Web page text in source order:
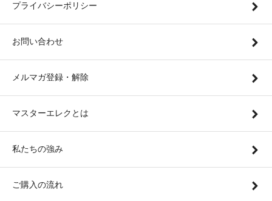
プライバシーポリシー
お問い合わせ
メルマガ登録・解除
マスターエレクとは
私たちの強み
ご購入の流れ